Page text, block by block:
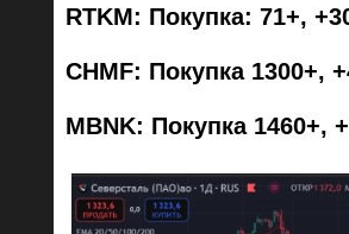
RTKM: Покупка: 71+,
CHMF: Покупка 1300+,
MBNK: Покупка 1460+,